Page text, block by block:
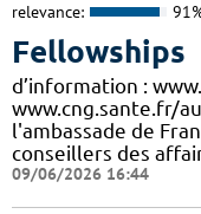
relevance:
Fellowships
d’information : www.
www.cng.sante.fr/
l'ambassade de
conseillers des
09/06/2026 16:44